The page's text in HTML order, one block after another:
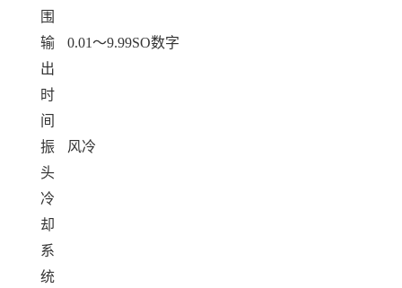
围
输
出
时
间
0.01～9.99SO数字
振
头
冷
却
系
统
风冷